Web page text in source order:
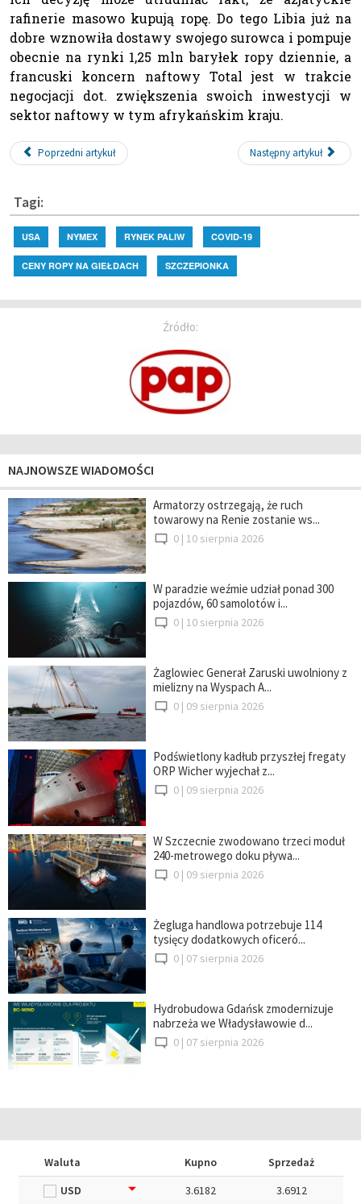
rafinerie masowo kupują ropę. Do tego Libia już na
dobre wznowiła dostawy swojego surowca i pompuje
obecnie na rynki 1,25 mln baryłek ropy dziennie, a
francuski koncern naftowy Total jest w trakcie
negocjacji dot. zwiększenia swoich inwestycji w
sektor naftowy w tym afrykańskim kraju.
Poprzedni artykuł Następny artykuł
Tagi:
USA NYMEX RYNEK PALIW COVID-19
CENY ROPY NA GIEŁDACH SZCZEPIONKA
Źródło:
NAJNOWSZE WIADOMOŚCI
Armatorzy ostrzegają, że ruch
towarowy na Renie zostanie ws...
0 | 10 sierpnia 2026
W paradzie weźmie udział ponad 300
pojazdów, 60 samolotów i...
0 | 10 sierpnia 2026
Żaglowiec Generał Zaruski uwolniony z
mielizny na Wyspach A...
0 | 09 sierpnia 2026
Podświetlony kadłub przyszłej fregaty
ORP Wicher wyjechał z...
0 | 09 sierpnia 2026
W Szczecnie zwodowano trzeci moduł
240-metrowego doku pływa...
0 | 09 sierpnia 2026
Żegluga handlowa potrzebuje 114
tysięcy dodatkowych oficeró...
0 | 07 sierpnia 2026
Hydrobudowa Gdańsk zmodernizuje
nabrzeża we Władysławowie d...
0 | 07 sierpnia 2026
Waluta Kupno
Sprzedaż
USD
3.6182
3.6912